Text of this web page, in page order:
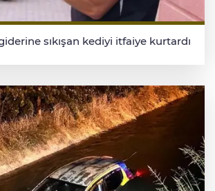
sıkışan kediyi itfaiye kurtardı